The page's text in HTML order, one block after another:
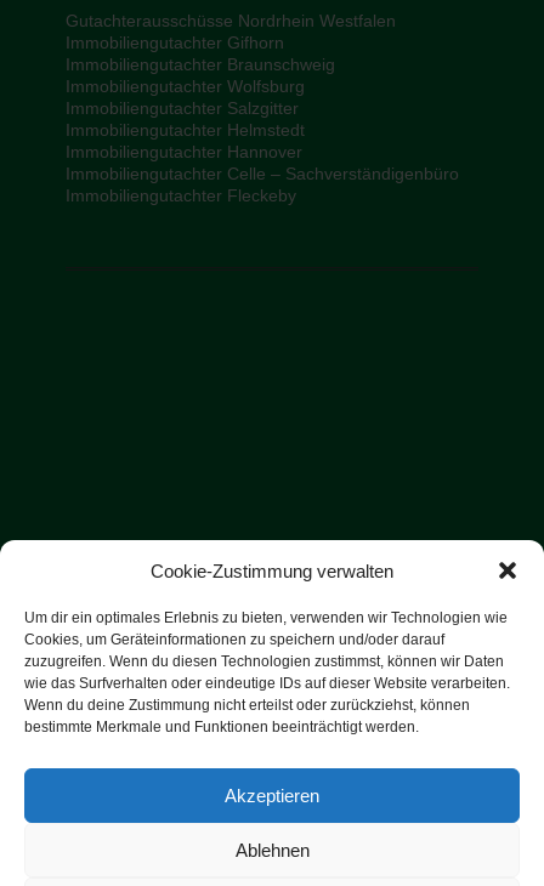
Cookie-Zustimmung verwalten
Um dir ein optimales Erlebnis zu bieten, verwenden wir Technologien wie
Cookies, um Geräteinformationen zu speichern und/oder darauf
zuzugreifen. Wenn du diesen Technologien zustimmst, können wir Daten
wie das Surfverhalten oder eindeutige IDs auf dieser Website verarbeiten.
Wenn du deine Zustimmung nicht erteilst oder zurückziehst, können
bestimmte Merkmale und Funktionen beeinträchtigt werden.
Akzeptieren
Ablehnen
Gutachterausschüsse Nordrhein Westfalen
Immobiliengutachter Gifhorn
Immobiliengutachter Braunschweig
Immobiliengutachter Wolfsburg
Immobiliengutachter Salzgitter
Immobiliengutachter Helmstedt
Immobiliengutachter Hannover
Immobiliengutachter Celle – Sachverständigenbüro
Immobiliengutachter Fleckeby
Designed